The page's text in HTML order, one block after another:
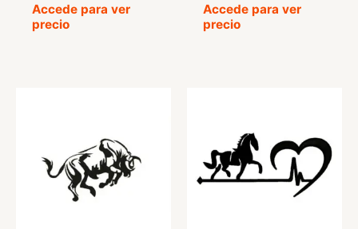
Accede para ver
precio
Accede para ver
precio